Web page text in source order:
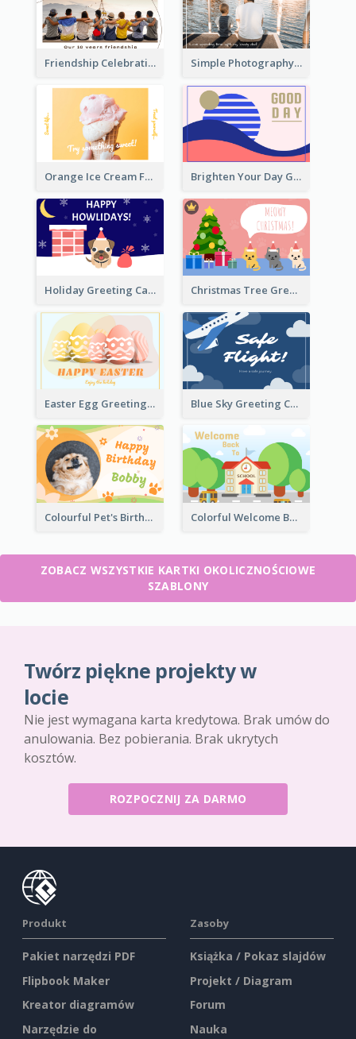
Friendship Celebration Greeting Card Simple Photography Father's Day Celebration Card
Orange Ice Cream Fun Greeting Card Brighten Your Day Greeting Card
Holiday Greeting Card with Pet Christmas Tree Greeting Card
Easter Egg Greeting Card Blue Sky Greeting Card
Colourful Pet's Birthday Card With Decorations Colorful Welcome Back School Greeting Card
ZOBACZ WSZYSTKIE KARTKI OKOLICZNOŚCIOWE
SZABLONY
Twórz piękne projekty w
locie
Nie jest wymagana karta kredytowa. Brak umów do
anulowania. Bez pobierania. Brak ukrytych
kosztów.
ROZPOCZNIJ ZA DARMO
Produkt
Pakiet narzędzi PDF
Flipbook Maker
Kreator diagramów
Narzędzie do
Zasoby
Książka / Pokaz slajdów
Projekt / Diagram
Forum
Nauka